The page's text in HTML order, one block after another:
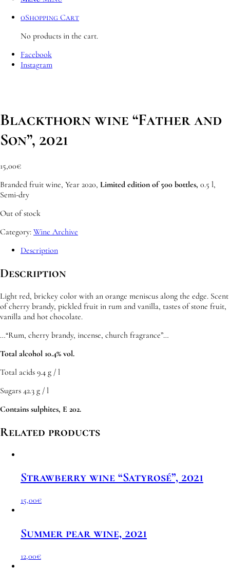
0Shopping Cart
No products in the cart.
Facebook
Instagram
Blackthorn wine “Father and
Son”, 2021
15,00€
Branded fruit wine, Year 2020, Limited edition of 500 bottles, 0.5 l,
Semi-dry
Out of stock
Category: Wine Archive
Description
Description
Light red, brickey color with an orange meniscus along the edge. Scent
of cherry brandy, pickled fruit in rum and vanilla, tastes of stone fruit,
vanilla and hot chocolate.
…“Rum, cherry brandy, incense, church fragrance”…
Total alcohol 10.4% vol.
Total acids 9.4 g / l
Sugars 42.3 g / l
Contains sulphites, E 202.
Related products
Strawberry wine “Satyrosé”, 2021
15,00€
Summer pear wine, 2021
12,00€